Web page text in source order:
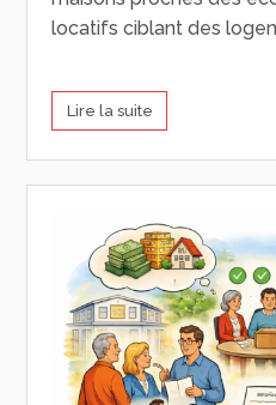
locatifs ciblant des
Lire la suite